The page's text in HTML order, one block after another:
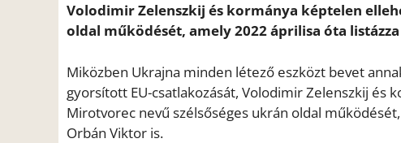
Volodimir Zelenszkij és kormánya képtelen
oldal működését, amely 2022 áprilisa óta
Miközben Ukrajna minden létező eszközt bevet
gyorsított EU-csatlakozását, Volodimir Zelenszkij
Mirotvorec nevű szélsőséges ukrán oldal
Orbán Viktor is.